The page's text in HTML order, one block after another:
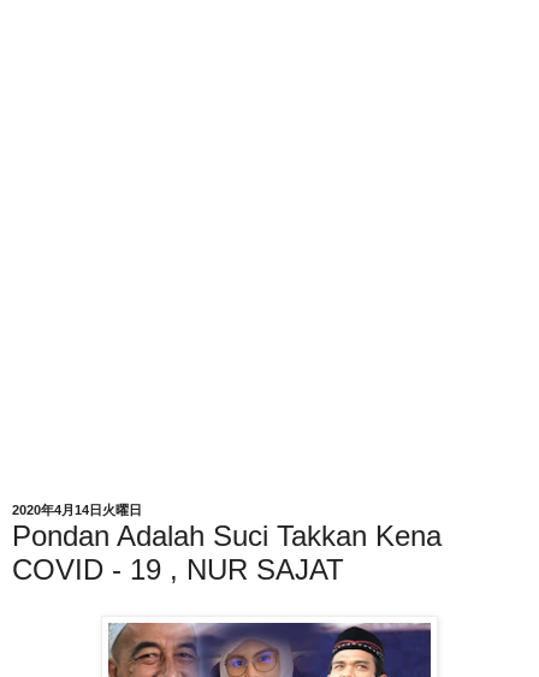
2020年4月14日火曜日
Pondan Adalah Suci Takkan Kena
COVID - 19 , NUR SAJAT